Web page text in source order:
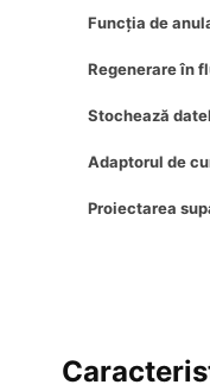
Funcția de
Regenerare în
Stochează
Adaptorul de
Proiectarea